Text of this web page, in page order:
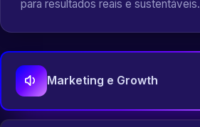
para resultados reais e sustentáveis.
Marketing e Growth